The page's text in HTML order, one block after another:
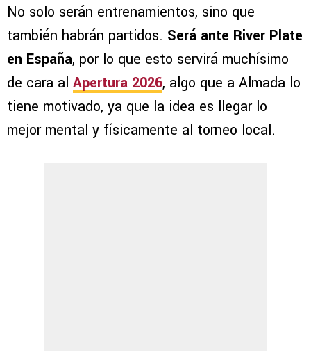
No solo serán entrenamientos, sino que
también habrán partidos. Será ante River Plate
en España, por lo que esto servirá muchísimo
de cara al Apertura 2026, algo que a Almada lo
tiene motivado, ya que la idea es llegar lo
mejor mental y físicamente al torneo local.